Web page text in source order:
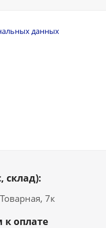
данных
склад):
7к
оплате